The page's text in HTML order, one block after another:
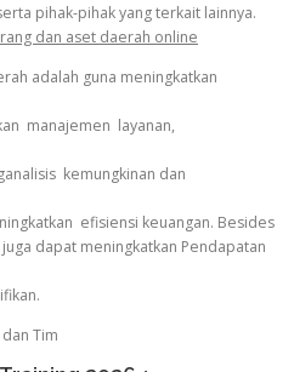
pihak-pihak yang terkait lainnya.
dan aset daerah online
adalah guna meningkatkan
manajemen layanan,
kemungkinan dan
efisiensi keuangan. Besides
dapat meningkatkan Pendapatan
Tim